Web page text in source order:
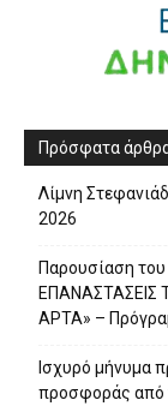
Πρόσφατα
Λίμνη
2026
Παρουσίαση
ΕΠΑΝΑΣΤΑΣΕΙΣ
ΑΡΤΑ» –
Ισχυρό μήνυμα
προσφοράς από